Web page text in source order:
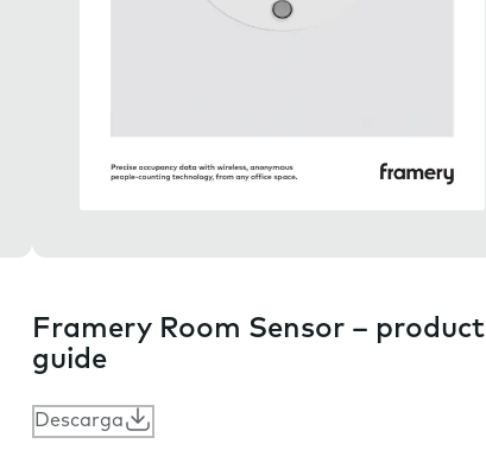
Framery Room Sensor – product
guide
Descarga